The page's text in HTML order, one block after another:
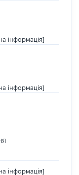
інформація]
інформація]
інформація]